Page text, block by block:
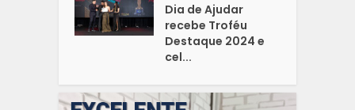
Dia de Ajudar
recebe Troféu
Destaque 2024 e
cel...